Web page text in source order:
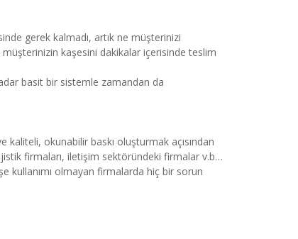
gerek kalmadı, artık ne müşterinizi
müşterinizin kaşesini dakikalar içerisinde teslim
basit bir sistemle zamandan da
kaliteli, okunabilir baskı oluşturmak açısından
firmaları, iletişim sektöründeki firmalar v.b…
kullanımı olmayan firmalarda hiç bir sorun